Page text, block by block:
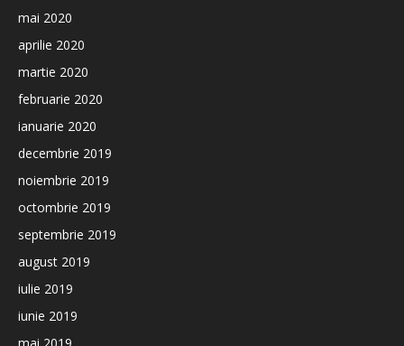
mai 2020
aprilie 2020
martie 2020
februarie 2020
ianuarie 2020
decembrie 2019
noiembrie 2019
octombrie 2019
septembrie 2019
august 2019
iulie 2019
iunie 2019